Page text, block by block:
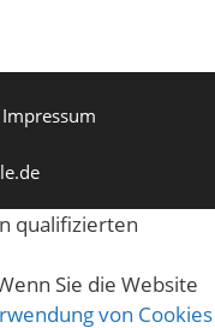
Impressum
qualifizierten
Sie die Website
von Cookies